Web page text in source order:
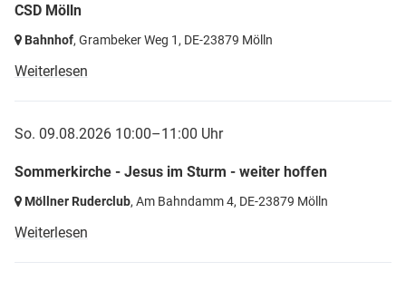
CSD Mölln
Bahnhof, Grambeker Weg 1, DE-23879 Mölln
Weiterlesen
So. 09.08.2026 10:00–11:00 Uhr
Sommerkirche - Jesus im Sturm - weiter hoffen
Möllner Ruderclub, Am Bahndamm 4, DE-23879 Mölln
Weiterlesen